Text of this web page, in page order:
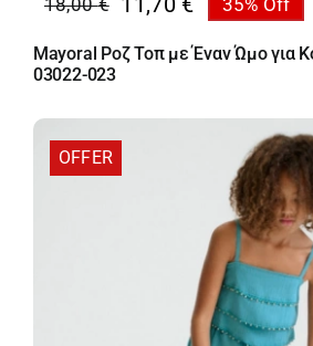
18,00€
Original
price
was:
Η
τρέχουσα
τιμή
11,70 €.
35% Off
Mayoral Ροζ Τοπ με Έναν Ώμο για
03022-023
OFFER